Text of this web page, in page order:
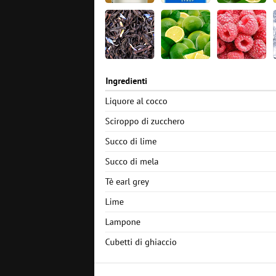
Ingredienti
Liquore al cocco
Sciroppo di zucchero
Succo di lime
Succo di mela
Tè earl grey
Lime
Lampone
Cubetti di ghiaccio